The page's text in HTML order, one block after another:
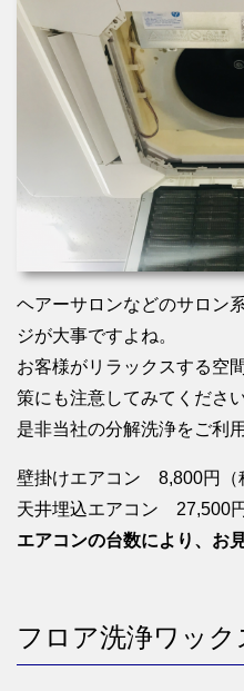
ヘアーサロンなどのサロン
ジが大事ですよね。
お客様がリラックスする空
策にも注意してみてください
是非当社の分解洗浄をご利
壁掛けエアコン 8,800円（
天井埋込エアコン 27,500円
エアコンの台数により、お
フロア洗浄ワック